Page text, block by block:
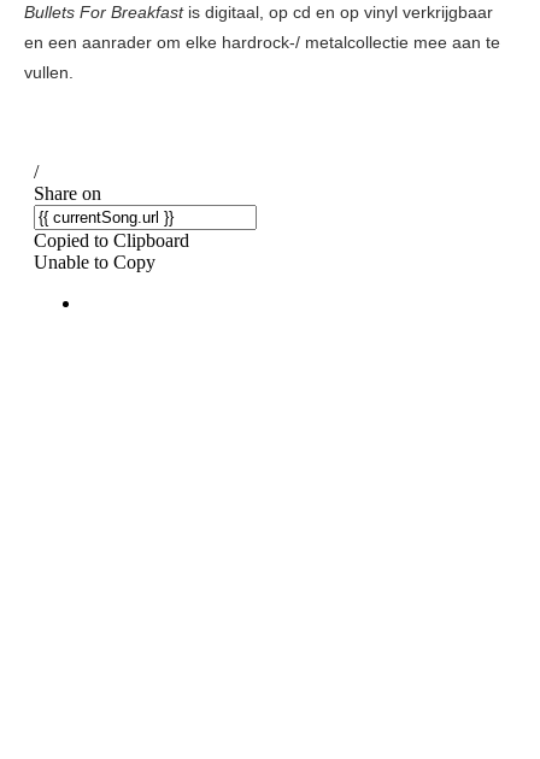
Bullets For Breakfast is digitaal, op cd en op vinyl verkrijgbaar
en een aanrader om elke hardrock-/ metalcollectie mee aan te
vullen.